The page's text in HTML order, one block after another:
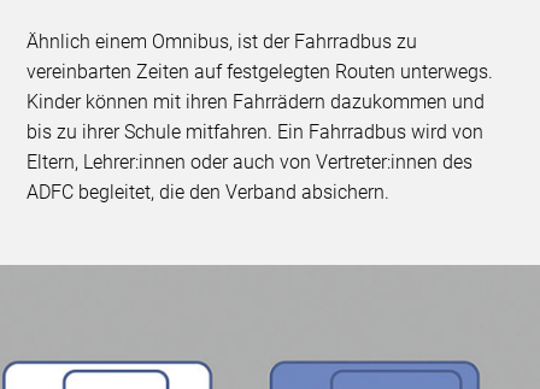
Ähnlich einem Omnibus, ist der Fahrradbus zu
vereinbarten Zeiten auf festgelegten Routen unterwegs.
Kinder können mit ihren Fahrrädern dazukommen und
bis zu ihrer Schule mitfahren. Ein Fahrradbus wird von
Eltern, Lehrer:innen oder auch von Vertreter:innen des
ADFC begleitet, die den Verband absichern.